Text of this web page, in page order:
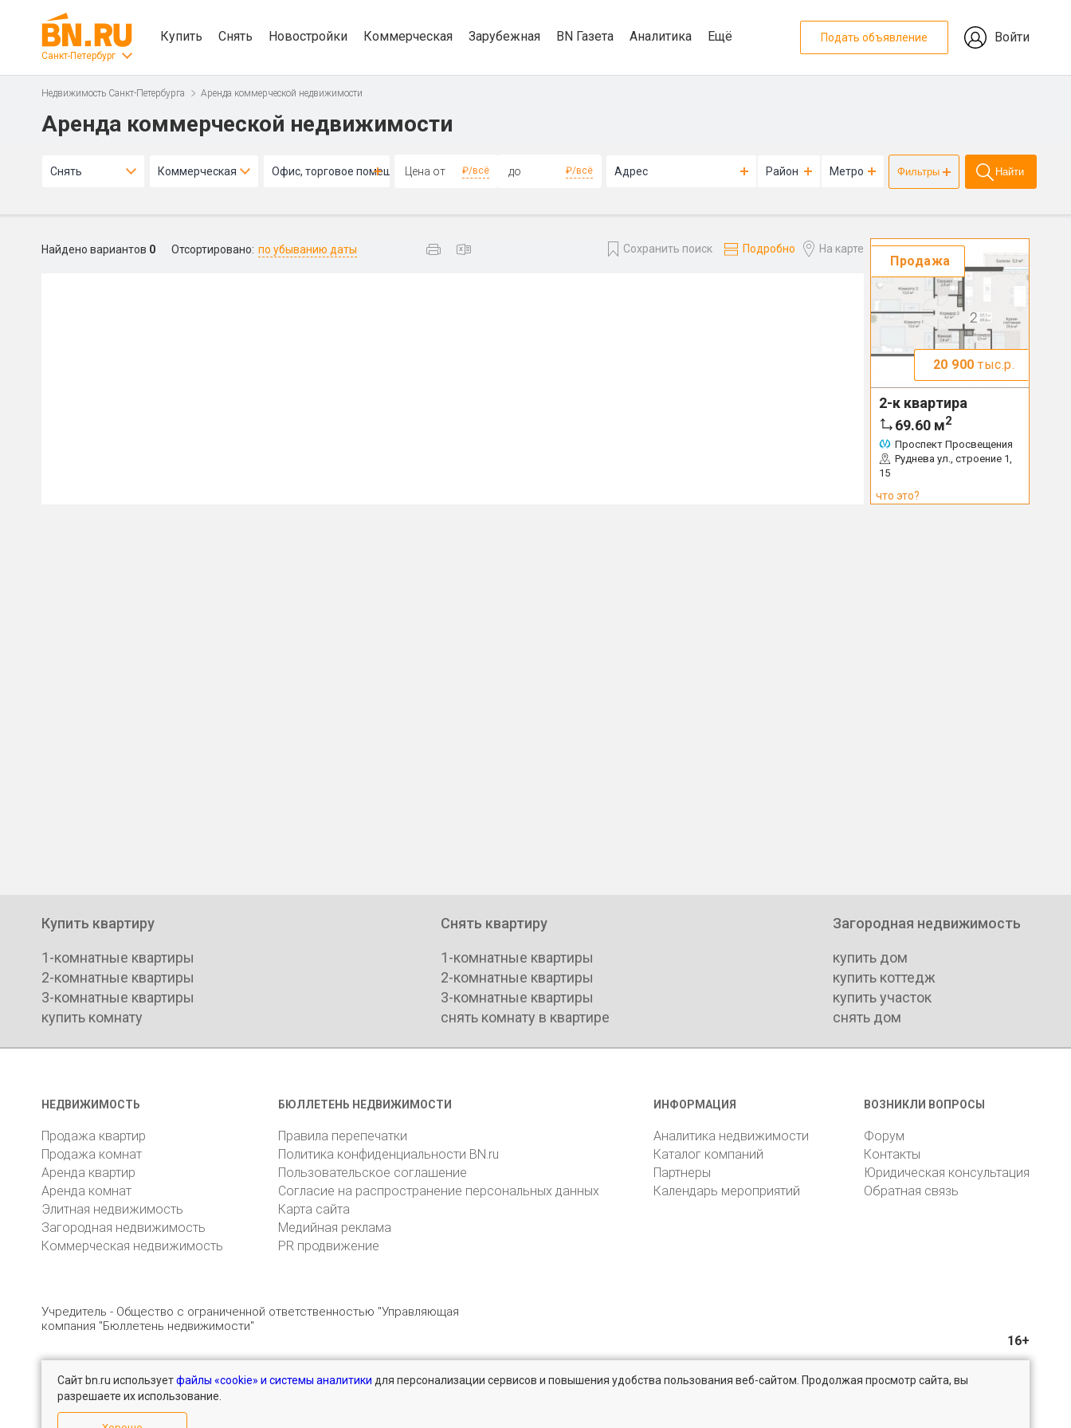
Санкт-Петербург
Купить Снять Новостройки Коммерческая Зарубежная BN Газета Аналитика Ещё Подать объявление Войти
Недвижимость Санкт-Петербурга Аренда коммерческой недвижимости
Аренда коммерческой недвижимости
Снять Коммерческая Офис, торговое помещение ₽/всё ₽/всё Адрес Район Метро Фильтры Найти
Найдено вариантов 0 Отсортировано: по убыванию даты Сохранить поиск Подробно На карте
Продажа
20 900 тыс.р.
2-к квартира
69.60 м2
Проспект Просвещения
Руднева ул., строение 1,
15
что это?
Купить квартиру
1-комнатные квартиры
2-комнатные квартиры
3-комнатные квартиры
купить комнату
Снять квартиру
1-комнатные квартиры
2-комнатные квартиры
3-комнатные квартиры
снять комнату в квартире
Загородная недвижимость
купить дом
купить коттедж
купить участок
снять дом
НЕДВИЖИМОСТЬ
Продажа квартир
Продажа комнат
Аренда квартир
Аренда комнат
Элитная недвижимость
Загородная недвижимость
Коммерческая недвижимость
БЮЛЛЕТЕНЬ НЕДВИЖИМОСТИ
Правила перепечатки
Политика конфиденциальности BN.ru
Пользовательское соглашение
Согласие на распространение персональных данных
Карта сайта
Медийная реклама
PR продвижение
ИНФОРМАЦИЯ
Аналитика недвижимости
Каталог компаний
Партнеры
Календарь мероприятий
ВОЗНИКЛИ ВОПРОСЫ
Форум
Контакты
Юридическая консультация
Обратная связь
Учредитель - Общество с ограниченной ответственностью "Управляющая
компания "Бюллетень недвижимости"
16+
© 2005 – 2026, ООО «УК «БН» 8 (812) 331-93-56 196105, Санкт-Петербург, пр. Юрия Гагарина, 1 reklama@bn.ru
Сайт bn.ru используетфайлы «cookie» и системы аналитики для персонализации сервисов и повышения удобства пользования веб-сайтом. Продолжая просмотр сайта, вы
разрешаете их использование.